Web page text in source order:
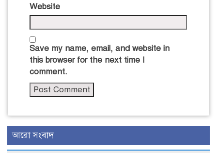
Website
Save my name, email, and website in
this browser for the next time I
comment.
আরো সংবাদ